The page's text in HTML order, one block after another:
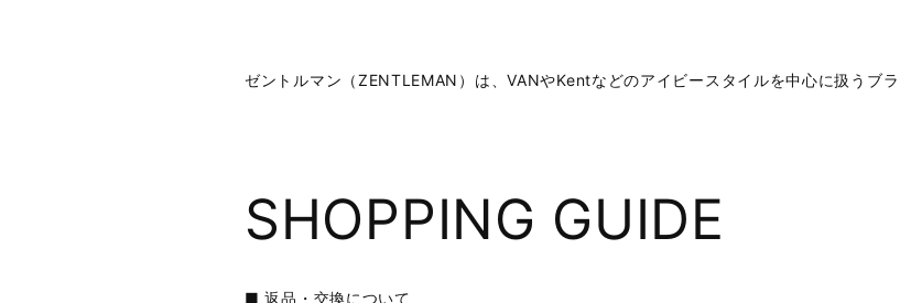
ゼントルマン（ZENTLEMAN）は、VANやKentなどのアイビースタイルを中心に扱うブ
SHOPPING GUIDE
■ 返品・交換について